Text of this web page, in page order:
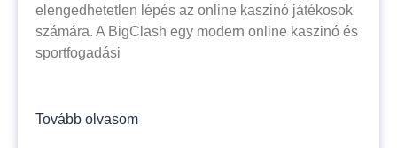
elengedhetetlen lépés az online kaszinó játékosok
számára. A BigClash egy modern online kaszinó és
sportfogadási
Tovább olvasom